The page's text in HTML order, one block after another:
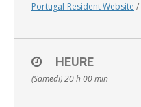
Portugal-Resident Website /
HEURE
(Samedi) 20 h 00 min